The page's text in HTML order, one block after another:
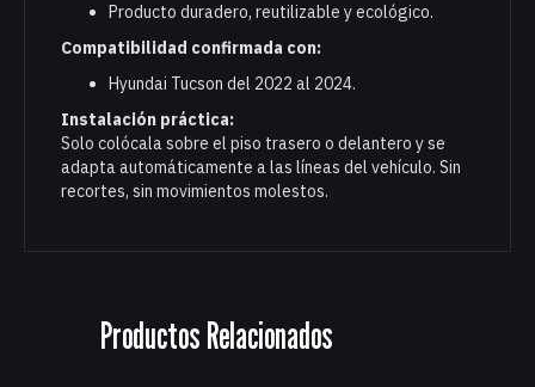
Producto duradero, reutilizable y ecológico.
Compatibilidad confirmada con:
Hyundai Tucson del 2022 al 2024.
Instalación práctica:
Solo colócala sobre el piso trasero o delantero y se
adapta automáticamente a las líneas del vehículo. Sin
recortes, sin movimientos molestos.
Productos Relacionados